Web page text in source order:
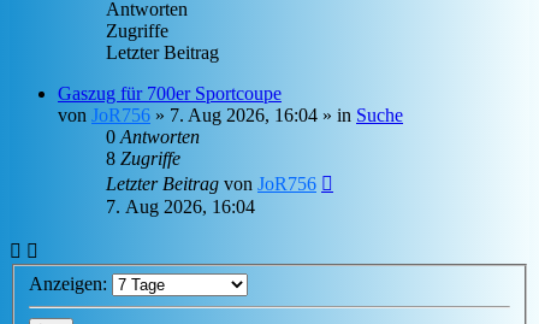
Antworten
Zugriffe
Letzter Beitrag
Gaszug für 700er Sportcoupe
von JoR756 » 7. Aug 2026, 16:04 » in Suche
0Antworten
8 Zugriffe
Letzter Beitrag von JoR756
7. Aug 2026, 16:04
Anzeigen: